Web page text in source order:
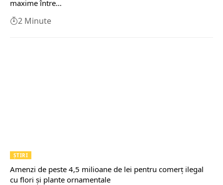
maxime între…
2 Minute
ȘTIRI
Amenzi de peste 4,5 milioane de lei pentru comerţ ilegal
cu flori şi plante ornamentale